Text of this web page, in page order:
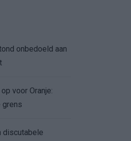
onbedoeld aan
voor Oranje:
grens
discutabele